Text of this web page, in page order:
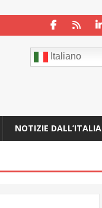
Italiano
NOTIZIE DALL’ITALIA